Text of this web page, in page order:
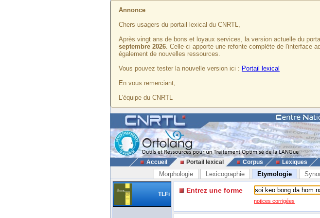
Annonce
Chers usagers du portail lexical du CNRTL,
Après vingt ans de bons et loyaux services, la version actuelle du
septembre 2026. Celle-ci apporte une refonte complète de l'interface
également de nouvelles ressources.
Vous pouvez tester la nouvelle version ici : Portail lexical
En vous remerciant,
L'équipe du CNRTL
Accueil Portail lexical Corpus Lexiques
Morphologie Lexicographie Etymologie
TLFi Entrez une forme
notices corrigées